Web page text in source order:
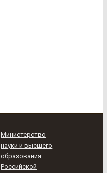
Министерство
науки и высшего
образования
Российской